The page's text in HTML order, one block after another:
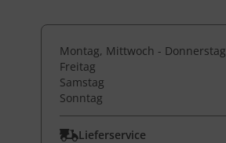
Montag, Mittwoch - Donnerstag
Freitag
Samstag
Sonntag
Lieferservice